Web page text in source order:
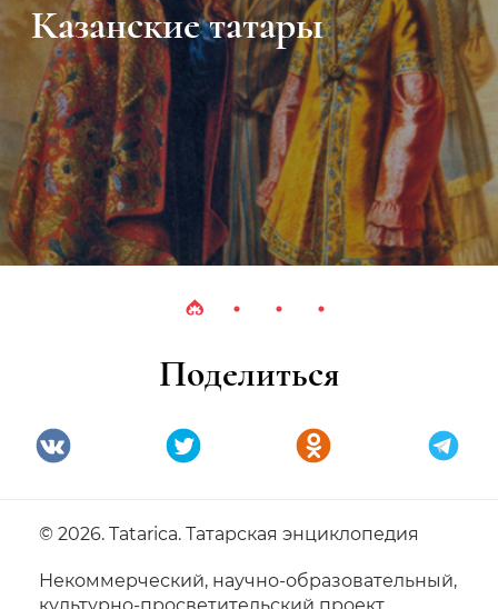
Урманче Баки
Поделиться
© 2026. Tatarica. Татарская энциклопедия
Некоммерческий, научно-образовательный,